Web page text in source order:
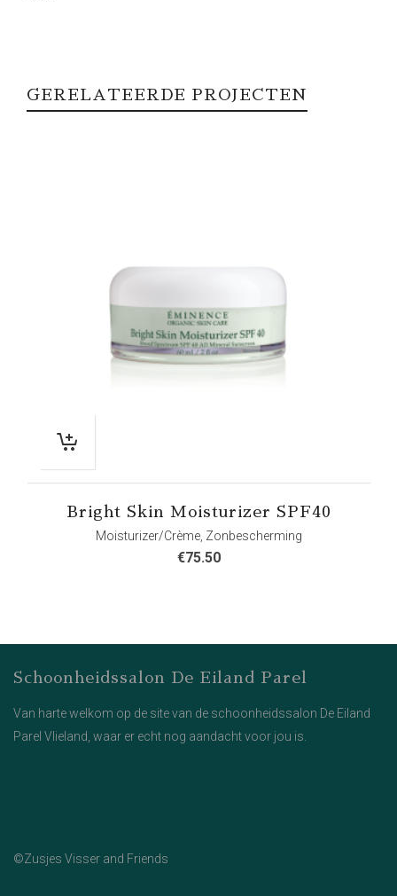
GERELATEERDE PROJECTEN
Bright Skin Moisturizer SPF40
Moisturizer/Crème, Zonbescherming
€75.50
Schoonheidssalon De Eiland Parel
Van harte welkom op de site van de schoonheidssalon De Eiland
Parel Vlieland, waar er echt nog aandacht voor jou is.
©Zusjes Visser and Friends